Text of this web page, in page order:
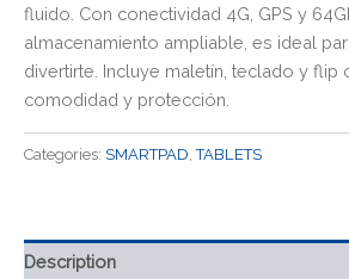
fluido. Con conectividad 4G, GPS y
almacenamiento ampliable, es ideal
divertirte. Incluye maletín, teclado y flip
comodidad y protección.
Categories: SMARTPAD,TABLETS
Description